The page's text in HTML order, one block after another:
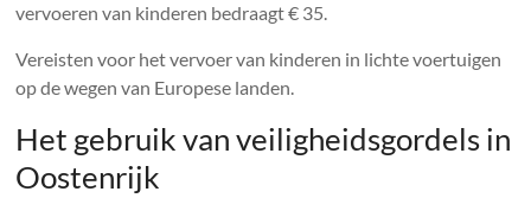
vervoeren van kinderen bedraagt ​​€ 35.
Vereisten voor het vervoer van kinderen in lichte voertuigen
op de wegen van Europese landen.
Het gebruik van veiligheidsgordels in
Oostenrijk